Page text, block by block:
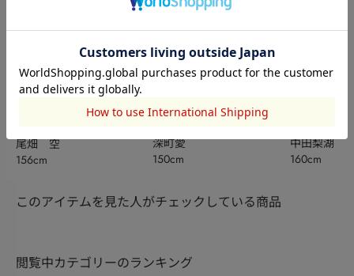
尾畑 空
156cm
深町愛
150cm
中田梨湖
160cm
このアイテムを見た人がチェックしている商品
閲覧中カテゴリーのランキング